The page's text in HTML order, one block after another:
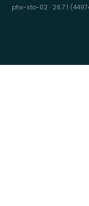
phx-sto-02 · 26.7.1